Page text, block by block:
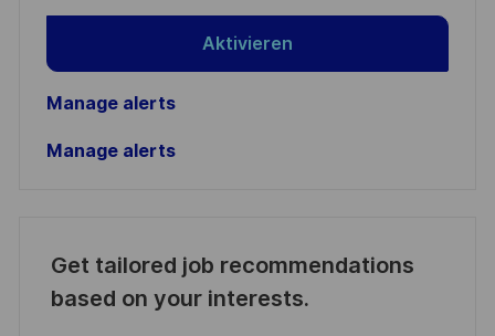
Aktivieren
Manage alerts
Manage alerts
Get tailored job recommendations
based on your interests.